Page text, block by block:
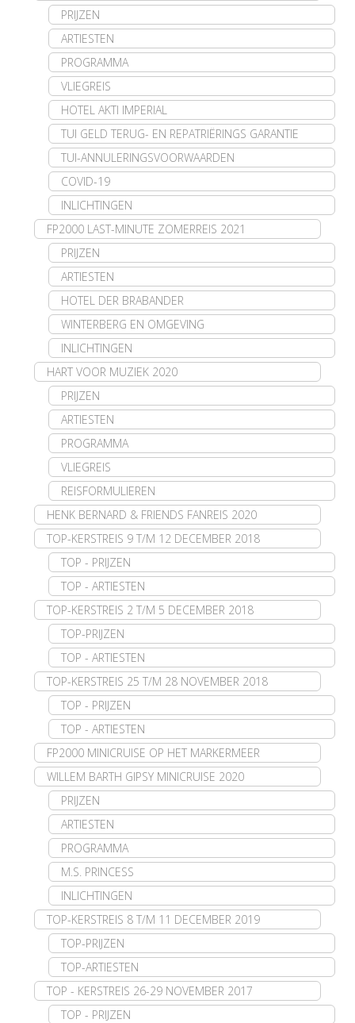
PRIJZEN
ARTIESTEN
PROGRAMMA
VLIEGREIS
HOTEL AKTI IMPERIAL
TUI GELD TERUG- EN REPATRIËRINGS GARANTIE
TUI-ANNULERINGSVOORWAARDEN
COVID-19
INLICHTINGEN
FP2000 LAST-MINUTE ZOMERREIS 2021
PRIJZEN
ARTIESTEN
HOTEL DER BRABANDER
WINTERBERG EN OMGEVING
INLICHTINGEN
HART VOOR MUZIEK 2020
PRIJZEN
ARTIESTEN
PROGRAMMA
VLIEGREIS
REISFORMULIEREN
HENK BERNARD & FRIENDS FANREIS 2020
TOP-KERSTREIS 9 T/M 12 DECEMBER 2018
TOP - PRIJZEN
TOP - ARTIESTEN
TOP-KERSTREIS 2 T/M 5 DECEMBER 2018
TOP-PRIJZEN
TOP - ARTIESTEN
TOP-KERSTREIS 25 T/M 28 NOVEMBER 2018
TOP - PRIJZEN
TOP - ARTIESTEN
FP2000 MINICRUISE OP HET MARKERMEER
WILLEM BARTH GIPSY MINICRUISE 2020
PRIJZEN
ARTIESTEN
PROGRAMMA
M.S. PRINCESS
INLICHTINGEN
TOP-KERSTREIS 8 T/M 11 DECEMBER 2019
TOP-PRIJZEN
TOP-ARTIESTEN
TOP - KERSTREIS 26-29 NOVEMBER 2017
TOP - PRIJZEN